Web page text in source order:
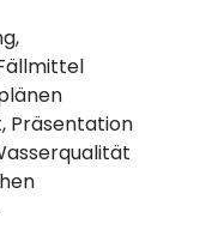
Präsentation